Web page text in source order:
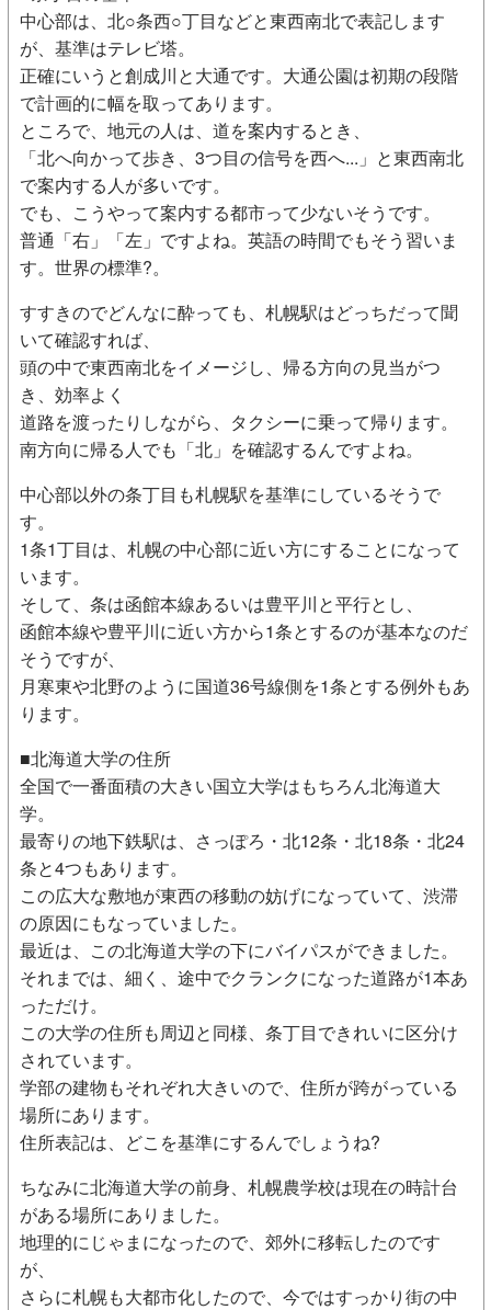
中心部は、北○条西○丁目などと東西南北で表記します
が、基準はテレビ塔。
正確にいうと創成川と大通です。大通公園は初期の段階
で計画的に幅を取ってあります。
ところで、地元の人は、道を案内するとき、
「北へ向かって歩き、3つ目の信号を西へ...」と東西南北
で案内する人が多いです。
でも、こうやって案内する都市って少ないそうです。
普通「右」「左」ですよね。英語の時間でもそう習いま
す。世界の標準?。
すすきのでどんなに酔っても、札幌駅はどっちだって聞
いて確認すれば、
頭の中で東西南北をイメージし、帰る方向の見当がつ
き、効率よく
道路を渡ったりしながら、タクシーに乗って帰ります。
南方向に帰る人でも「北」を確認するんですよね。
中心部以外の条丁目も札幌駅を基準にしているそうで
す。
1条1丁目は、札幌の中心部に近い方にすることになって
います。
そして、条は函館本線あるいは豊平川と平行とし、
函館本線や豊平川に近い方から1条とするのが基本なのだ
そうですが、
月寒東や北野のように国道36号線側を1条とする例外もあ
ります。
■北海道大学の住所
全国で一番面積の大きい国立大学はもちろん北海道大
学。
最寄りの地下鉄駅は、さっぽろ・北12条・北18条・北24
条と4つもあります。
この広大な敷地が東西の移動の妨げになっていて、渋滞
の原因にもなっていました。
最近は、この北海道大学の下にバイパスができました。
それまでは、細く、途中でクランクになった道路が1本あ
っただけ。
この大学の住所も周辺と同様、条丁目できれいに区分け
されています。
学部の建物もそれぞれ大きいので、住所が跨がっている
場所にあります。
住所表記は、どこを基準にするんでしょうね?
ちなみに北海道大学の前身、札幌農学校は現在の時計台
がある場所にありました。
地理的にじゃまになったので、郊外に移転したのです
が、
さらに札幌も大都市化したので、今ではすっかり街の中